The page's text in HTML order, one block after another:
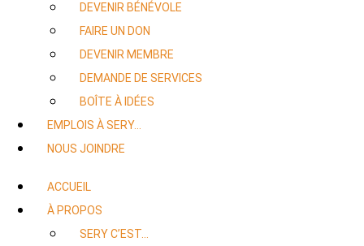
DEVENIR BÉNÉVOLE
FAIRE UN DON
DEVENIR MEMBRE
DEMANDE DE SERVICES
BOÎTE À IDÉES
EMPLOIS À SERY…
NOUS JOINDRE
ACCUEIL
À PROPOS
SERY C’EST…